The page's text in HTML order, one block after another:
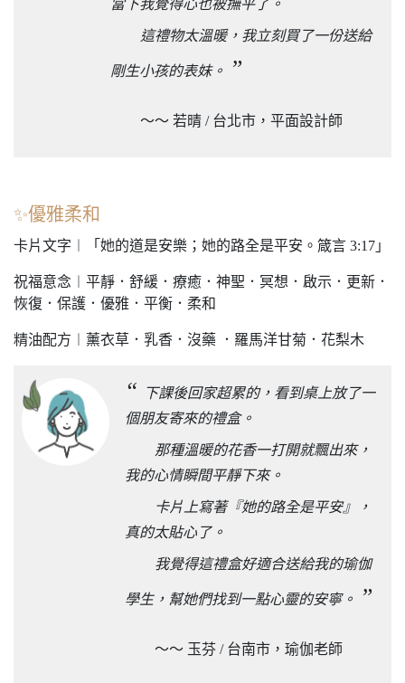
當下我覺得心也被撫平了。
這禮物太溫暖，我立刻買了一份送給
剛生小孩的表妹。 ”
～～ 若晴 / 台北市，平面設計師
✨優雅柔和
卡片文字︱「她的道是安樂；她的路全是平安。箴言 3:17」
祝福意念︱平靜．舒緩．療癒．神聖．冥想．啟示．更新．
恢復．保護．優雅．平衡．柔和
精油配方︱薰衣草．乳香．沒藥 ．羅馬洋甘菊．花梨木
“
下課後回家超累的，看到桌上放了一
個朋友寄來的禮盒。
那種溫暖的花香一打開就飄出來，
我的心情瞬間平靜下來。
卡片上寫著『她的路全是平安』，
真的太貼心了。
我覺得這禮盒好適合送給我的瑜伽
學生，幫她們找到一點心靈的安寧。 ”
～～ 玉芬 / 台南市，瑜伽老師